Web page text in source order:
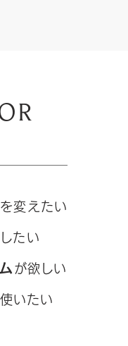
変えたい
たい
が欲しい
いたい